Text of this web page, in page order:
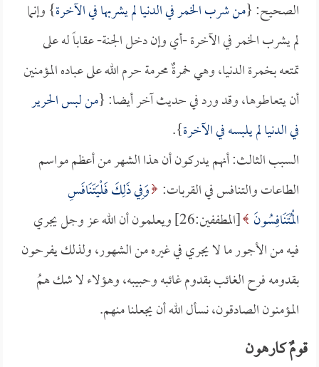
الصحيح: {من شرب الخمر في الدنيا لم يشربها في الآخرة} وإنما
لم يشرب الخمر في الآخرة -أي وإن دخل الجنة- عقاباً له على
تمتعه بخمرة الدنيا، وهي خمرةٌ محرمة حرم الله على عباده المؤمنين
أن يتعاطوها، وقد ورد في حديث آخر أيضا: {من لبس الحرير
في الدنيا لم يلبسه في الآخرة}.
السبب الثالث: أنهم يدركون أن هذا الشهر من أعظم مواسم
الطاعات والتنافس في القربات: وَفِي ذَلِكَ فَلْيَتَنَافَسِ
الْمُتَنَافِسُونَ
[المطففين:26] ويعلمون أن الله عز وجل يجري
فيه من الأجور ما لا يجري في غيره من الشهور، ولذلك يفرحون
بقدومه فرح الغائب بقدوم غائبه وحبيبه، وهؤلاء لا شك همُ
المؤمنون الصادقون، نسأل الله أن يجعلنا منهم.
قومٌ كارهون